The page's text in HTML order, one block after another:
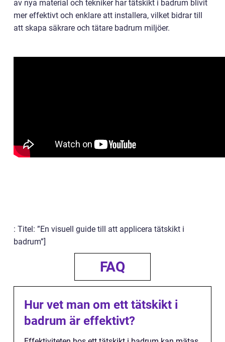
av nya material och tekniker har tätskikt i badrum blivit
mer effektivt och enklare att installera, vilket bidrar till
att skapa säkrare och tätare badrum miljöer.
: Titel: ”En visuell guide till att applicera tätskikt i
badrum”]
FAQ
Hur vet man om ett tätskikt i
badrum är effektivt?